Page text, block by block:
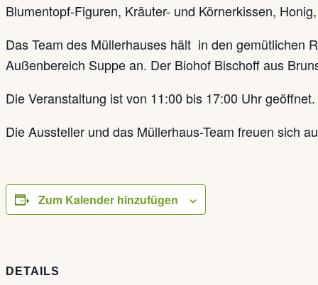
Blumentopf-Figuren, Kräuter- und Körnerkissen,
Das Team des Müllerhauses hält in den gemütlichen
Außenbereich Suppe an. Der Biohof Bischoff aus
Die Veranstaltung ist von 11:00 bis 17:00 Uhr
Die Aussteller und das Müllerhaus-Team freuen sich
Zum Kalender hinzufügen
DETAILS